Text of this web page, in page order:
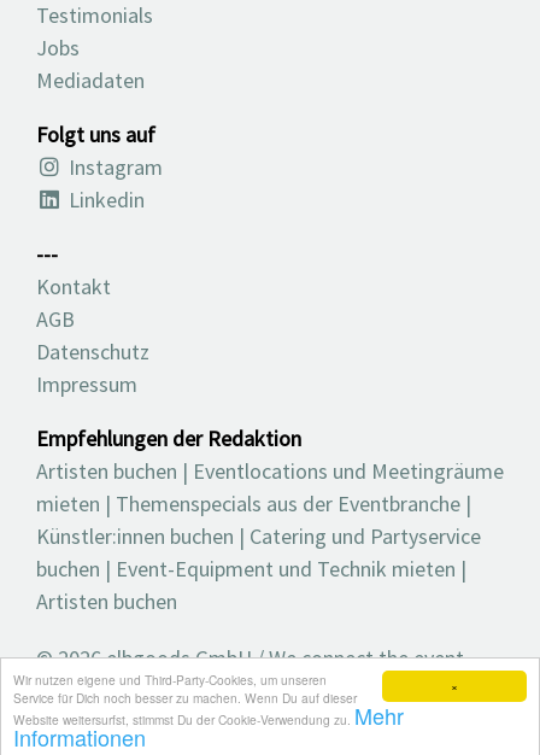
×
Wir nutzen eigene und Third-Party-Cookies, um unseren
Service für Dich noch besser zu machen. Wenn Du auf dieser
Website weitersurfst, stimmst Du der Cookie-Verwendung zu. Mehr
Informationen
Testimonials
Jobs
Mediadaten
Folgt uns auf
Instagram
Linkedin
---
Kontakt
AGB
Datenschutz
Impressum
Empfehlungen der Redaktion
Artisten buchen | Eventlocations und Meetingräume
mieten | Themenspecials aus der Eventbranche |
Künstler:innen buchen | Catering und Partyservice
buchen | Event-Equipment und Technik mieten |
Artisten buchen
© 2026 elbgoods GmbH / We connect the event
industry / Medienvielfalt für die Eventplanung /
Eventbranchenbuch, Blog, Magazin und mehr